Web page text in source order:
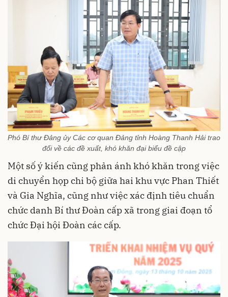
Phó Bí thư Đảng ủy Các cơ quan Đảng tỉnh Hoàng Thanh Hải trao
đổi về các đề xuất, khó khăn đại biểu đề cập
Một số ý kiến cũng phản ánh khó khăn trong việc
di chuyển họp chi bộ giữa hai khu vực Phan Thiết
và Gia Nghĩa, cũng như việc xác định tiêu chuẩn
chức danh Bí thư Đoàn cấp xã trong giai đoạn tổ
chức Đại hội Đoàn các cấp.